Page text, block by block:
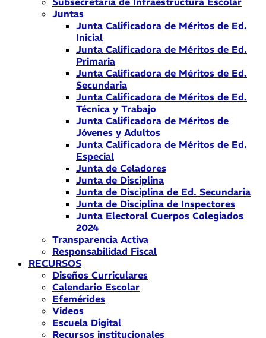
Juntas
Junta Calificadora de Méritos de Ed.
Inicial
Junta Calificadora de Méritos de Ed.
Primaria
Junta Calificadora de Méritos de Ed.
Secundaria
Junta Calificadora de Méritos de Ed.
Técnica y Trabajo
Junta Calificadora de Méritos de
Jóvenes y Adultos
Junta Calificadora de Méritos de Ed.
Especial
Junta de Celadores
Junta de Disciplina
Junta de Disciplina de Ed. Secundaria
Junta de Disciplina de Inspectores
Junta Electoral Cuerpos Colegiados
2024
Transparencia Activa
Responsabilidad Fiscal
RECURSOS
Diseños Curriculares
Calendario Escolar
Efemérides
Videos
Escuela Digital
Recursos institucionales